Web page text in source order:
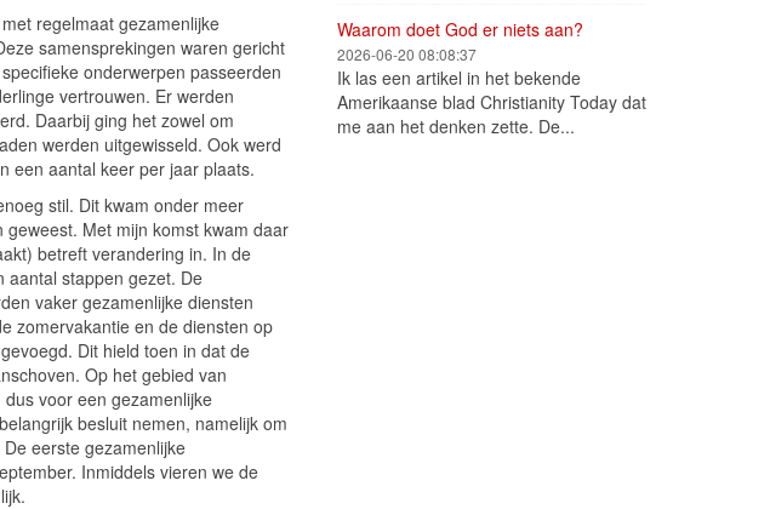
regelmaat gezamenlijke
samensprekingen waren gericht
onderwerpen passeerden
vertrouwen. Er werden
Daarbij ging het zowel om
werden uitgewisseld. Ook werd
een aantal keer per jaar plaats.
stil. Dit kwam onder meer
Met mijn komst kwam daar
betreft verandering in. In de
aantal stappen gezet. De
vaker gezamenlijke diensten
zomervakantie en de diensten op
Dit hield toen in dat de
Op het gebied van
voor een gezamenlijke
besluit nemen, namelijk om
eerste gezamenlijke
Inmiddels vieren we de
Waarom doet God er niets aan?
2026-06-20 08:08:37
Ik las een artikel in het bekende
Amerikaanse blad Christianity Today dat
me aan het denken zette. De...